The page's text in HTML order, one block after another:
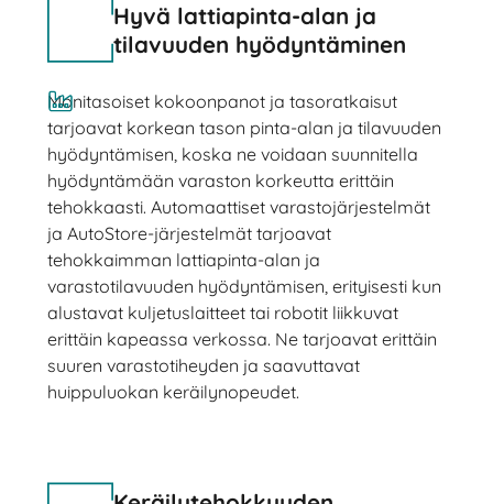
Hyvä lattiapinta-alan ja
tilavuuden hyödyntäminen
Monitasoiset kokoonpanot ja tasoratkaisut
tarjoavat korkean tason pinta-alan ja tilavuuden
hyödyntämisen, koska ne voidaan suunnitella
hyödyntämään varaston korkeutta erittäin
tehokkaasti. Automaattiset varastojärjestelmät
ja AutoStore-järjestelmät tarjoavat
tehokkaimman lattiapinta-alan ja
varastotilavuuden hyödyntämisen, erityisesti kun
alustavat kuljetuslaitteet tai robotit liikkuvat
erittäin kapeassa verkossa. Ne tarjoavat erittäin
suuren varastotiheyden ja saavuttavat
huippuluokan keräilynopeudet.